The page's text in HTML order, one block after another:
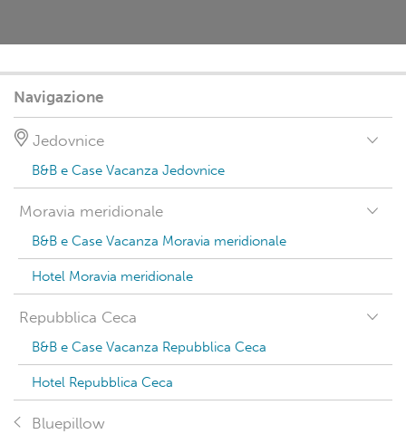
Navigazione
Jedovnice
B&B e Case Vacanza Jedovnice
Moravia meridionale
B&B e Case Vacanza Moravia meridionale
Hotel Moravia meridionale
Repubblica Ceca
B&B e Case Vacanza Repubblica Ceca
Hotel Repubblica Ceca
Bluepillow